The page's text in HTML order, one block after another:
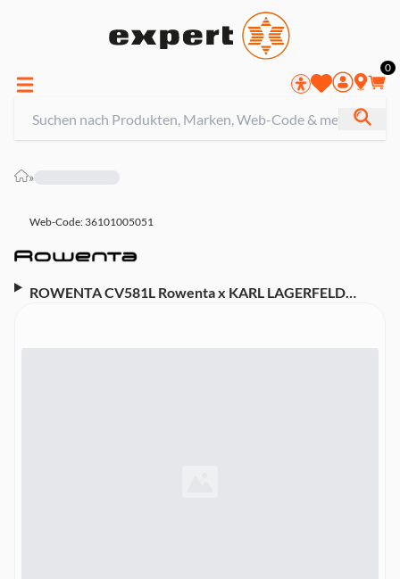
0
»
Web-Code: 36101005051
ROWENTA CV581L Rowenta x KARL LAGERFELD